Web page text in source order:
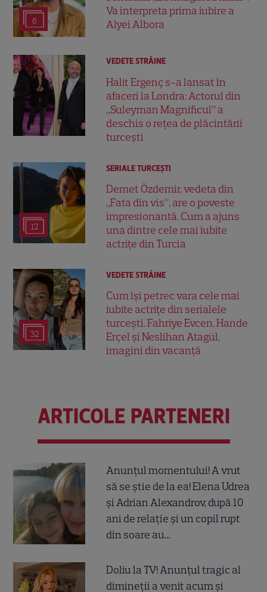
6
Va interpreta prima iubire a
Alyei Albora
VEDETE STRĂINE
Halit Ergenç s-a lansat în
afaceri la Londra: Actorul din
„Suleyman Magnificul” a
deschis o rețea de plăcintării
turcești
12
SERIALE TURCEŞTI
Demet Özdemir, vedeta din
„Fata din vis”, are o poveste
impresionantă. Cum a ajuns
una dintre cele mai iubite
actrițe din Turcia
32
VEDETE STRĂINE
Cum își petrec vara cele mai
iubite actrițe din serialele
turcești. Fahriye Evcen, Hande
Erçel și Neslihan Atagül,
imagini din vacanță
ARTICOLE PARTENERI
Anunțul momentului! A vrut
să se știe de la ea! Elena Udrea
și Adrian Alexandrov, după 10
ani de relație și un copil rupt
din soare au...
Doliu la TV! Anunțul tragic al
dimineții a venit acum și